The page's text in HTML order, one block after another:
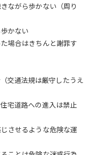
ながら歩かない（周り
かない
場合はきちんと謝罪す
交通法規は厳守したうえ
宅道路への進入は禁止
させるような危険な運